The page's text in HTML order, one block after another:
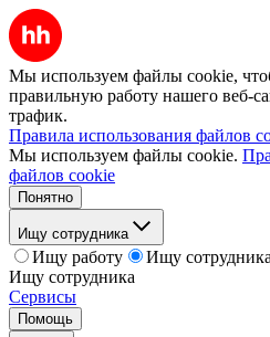
Мы используем файлы cookie,
правильную работу нашего веб-
трафик.
Правила использования файлов
Мы используем файлы cookie.
файлов cookie
Понятно
Ищу сотрудника
Ищу работу
Ищу сотрудника
Ищу сотрудника
Сервисы
Помощь